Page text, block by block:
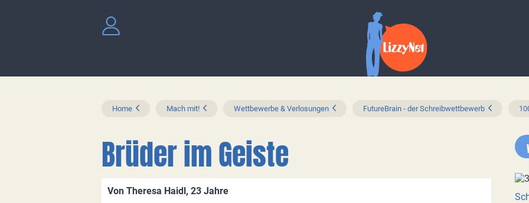
Home Mach mit! Wettbewerbe & Verlosungen FutureBrain - der Schreibwettbewerb
Brüder im Geiste
Von Theresa Haidl, 23 Jahre